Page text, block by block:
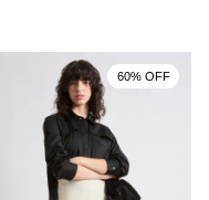
60% OFF